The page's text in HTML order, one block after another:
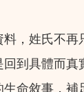
，姓氏不再
到具體而真
命敘事，補